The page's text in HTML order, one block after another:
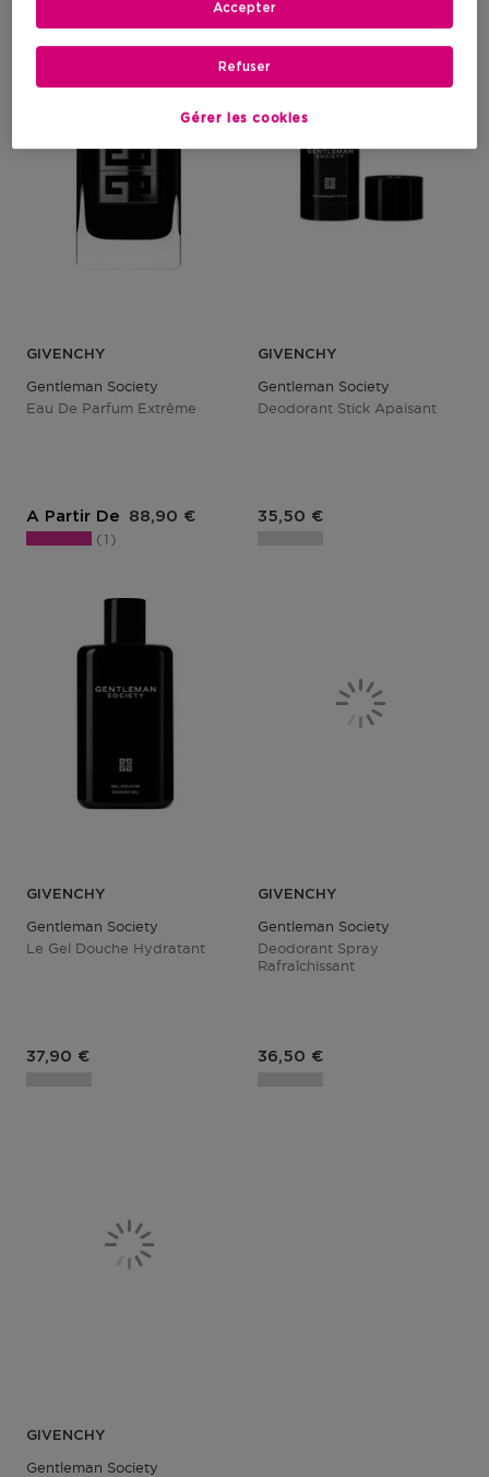
GIVENCHY
Gentleman Society
Eau De Parfum Extrême
A Partir De Prix du produit
88,90 €
1
GIVENCHY
Gentleman Society
Deodorant Stick Apaisant
Prix du produit
35,50 €
GIVENCHY
Gentleman Society
Le Gel Douche Hydratant
Prix du produit
37,90 €
GIVENCHY
Gentleman Society
Deodorant Spray
Rafraîchissant
Prix du produit
36,50 €
GIVENCHY
Gentleman Society
Gérer les cookies
Refuser
Accepter